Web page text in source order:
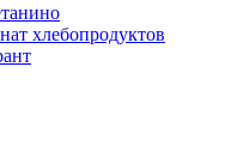
хлебопродуктов